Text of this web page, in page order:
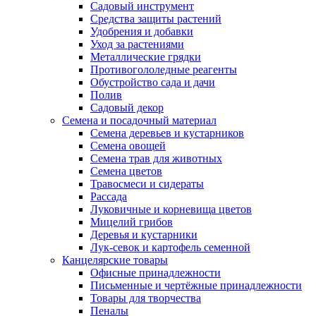
Садовый инструмент
Средства защиты растений
Удобрения и добавки
Уход за растениями
Металлические грядки
Противогололедные реагенты
Обустройство сада и дачи
Полив
Садовый декор
Семена и посадочный материал
Семена деревьев и кустарников
Семена овощей
Семена трав для животных
Семена цветов
Травосмеси и сидераты
Рассада
Луковичные и корневища цветов
Мицелий грибов
Деревья и кустарники
Лук-севок и картофель семенной
Канцелярские товары
Офисные принадлежности
Письменные и чертёжные принадлежности
Товары для творчества
Пеналы